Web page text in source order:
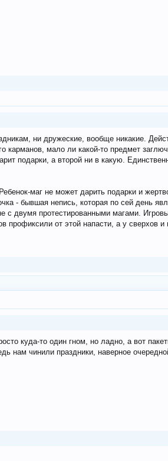
ни дружеские, вообще никакие.
карманов, мало ли какой-то предмет
подарки, а второй ни в какую.
маг не может дарить подарки и
- бывшая непись, которая по сей день
двумя протестированными магами.
от этой напасти, а у сверхов
куда-то один гном, но ладно, а вот
нам чинили праздники, наверное